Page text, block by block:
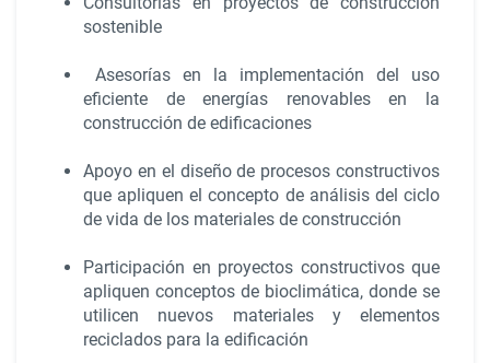
sostenible
Asesorías en la implementación del uso
eficiente de energías renovables en la
construcción de edificaciones
Apoyo en el diseño de procesos constructivos
que apliquen el concepto de análisis del ciclo
de vida de los materiales de construcción
Participación en proyectos constructivos que
apliquen conceptos de bioclimática, donde se
utilicen nuevos materiales y elementos
reciclados para la edificación